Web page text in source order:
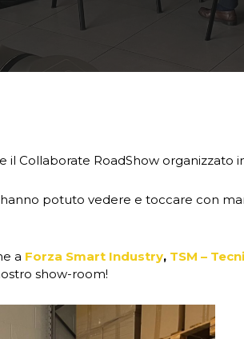
il Collaborate RoadShow
potuto vedere e toccare con
a Forza Smart Industry, TSM –
show-room!